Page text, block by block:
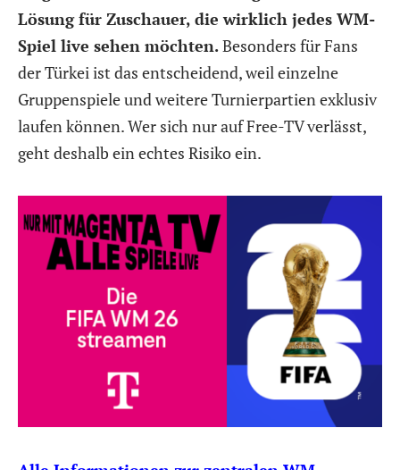
Lösung für Zuschauer, die wirklich jedes WM-
Spiel live sehen möchten.Besonders für Fans
der Türkei ist das entscheidend, weil einzelne
Gruppenspiele und weitere Turnierpartien exklusiv
laufen können. Wer sich nur auf Free-TV verlässt,
geht deshalb ein echtes Risiko ein.